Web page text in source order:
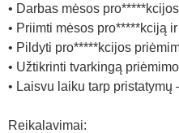
• Darbas mėsos
• Priimti mėsos pro*****kciją
• Pildyti pro*****kcijos
• Užtikrinti tvarkingą
• Laisvu laiku tarp
Reikalavimai: